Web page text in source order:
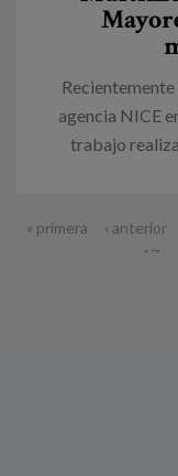
agencia NICE
trabajo
Páginas
« primera ‹ anterior
17